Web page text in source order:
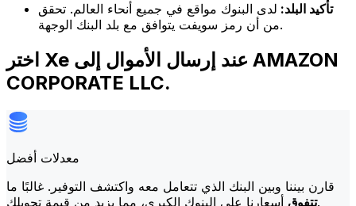
تأكيد البلد: لدى البنوك مواقع في جميع أنحاء العالم. تحقق
من أن رمز سويفت يتوافق مع بلد البنك الوجهة.
اختر Xe عند إرسال الأموال إلى AMAZON
CORPORATE LLC.
معدلات أفضل
قارن بيننا وبين البنك الذي تتعامل معه واكتشف التوفير. غالبًا ما
تتفوقأسعارنا على البنوك الكبرى، مما يزيد من قيمة تحويلك.